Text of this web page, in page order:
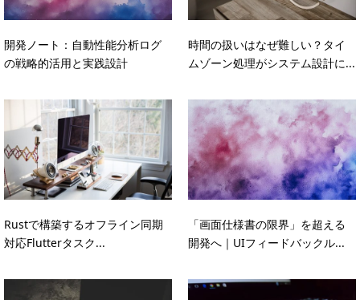
開発ノート：自動性能分析ログ
の戦略的活用と実践設計
時間の扱いはなぜ難しい？タイ
ムゾーン処理がシステム設計に...
Rustで構築するオフライン同期
対応Flutterタスク...
「画面仕様書の限界」を超える
開発へ｜UIフィードバックル...